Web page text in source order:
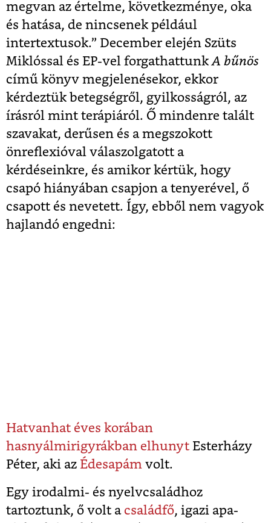
megvan az értelme, következménye, oka
és hatása, de nincsenek például
intertextusok.” December elején Szüts
Miklóssal és EP-vel forgathattunkA bűnös
című könyv megjelenésekor, ekkor
kérdeztük betegségről, gyilkosságról, az
írásról mint terápiáról. Ő mindenre talált
szavakat, derűsen és a megszokott
önreflexióval válaszolgatott a
kérdéseinkre, és amikor kértük, hogy
csapó hiányában csapjon a tenyerével, ő
csapott és nevetett. Így, ebből nem vagyok
hajlandó engedni:
Hatvanhat éves korában
hasnyálmirigyrákban elhunyt Esterházy
Péter, aki az Édesapám volt.
Egy irodalmi- és nyelvcsaládhoz
tartoztunk, ő volt a családfő, igazi apa-